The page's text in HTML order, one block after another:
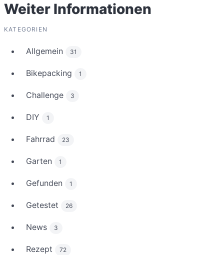
Weiter Informationen
KATEGORIEN
Allgemein 31
Bikepacking 1
Challenge 3
DIY 1
Fahrrad 23
Garten 1
Gefunden 1
Getestet 26
News 3
Rezept 72